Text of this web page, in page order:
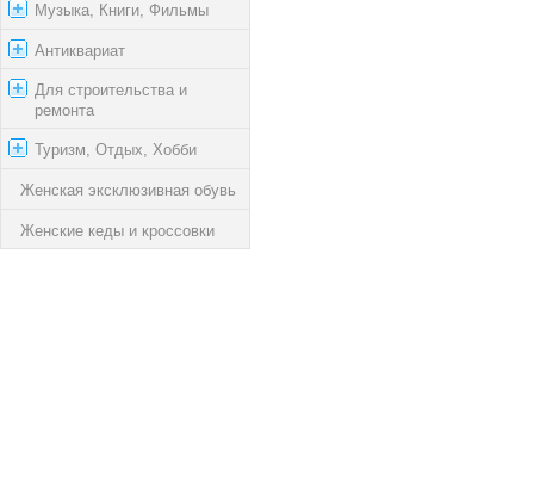
Музыка, Книги, Фильмы
Антиквариат
Для строительства и
ремонта
Туризм, Отдых, Хобби
Женская эксклюзивная обувь
Женские кеды и кроссовки